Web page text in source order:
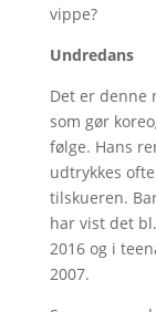
vippe?
Undredans
Det er denne
som gør
følge. Hans
udtrykkes
tilskueren.
har vist det
2016 og i
2007.